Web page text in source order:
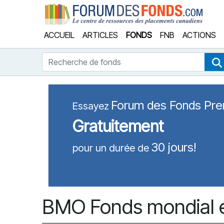
ACCUEIL ARTICLES FONDS FNB ACTIONS
Recherche de fonds
Essayez Forum des Fonds
Gratuitement
pour un durée de 30 jours!
BMO Fonds mondial